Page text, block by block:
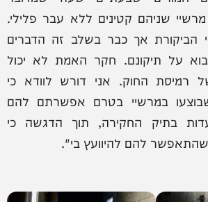
מרשיי שניהם קטינים ללא עבר פלילי.
הביקורת אך כבר בשלב זה הדברים
על תיקונם. חקר האמת לא יכול
רמיסת החוק. אני דורש לוודא כי
במרשיי בטרם אפשרתם להם
בתיק החקירה, תוך הדגשה כי
להם להיוועץ בי".